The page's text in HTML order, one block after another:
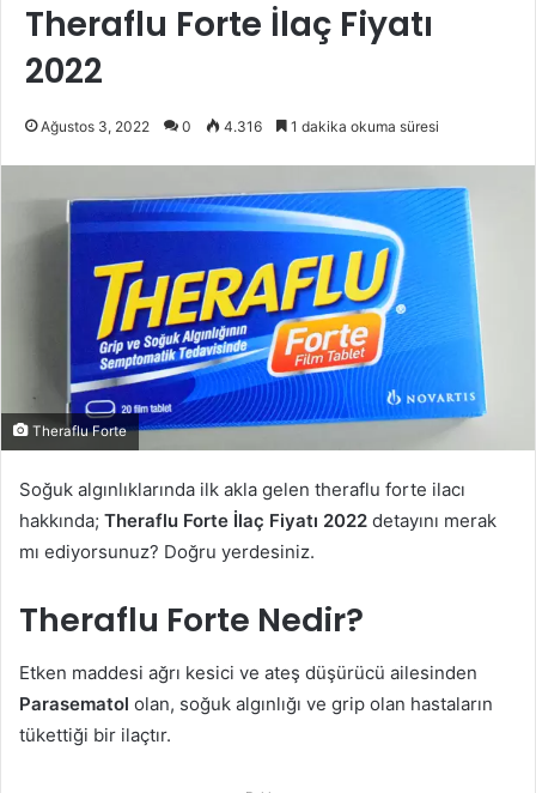
Theraflu Forte İlaç Fiyatı
2022
Ağustos 3, 2022 0 4.316 1 dakika okuma süresi
Theraflu Forte
Soğuk algınlıklarında ilk akla gelen theraflu forte ilacı
hakkında; Theraflu Forte İlaç Fiyatı 2022 detayını merak
mı ediyorsunuz? Doğru yerdesiniz.
Theraflu Forte Nedir?
Etken maddesi ağrı kesici ve ateş düşürücü ailesinden
Parasematol olan, soğuk algınlığı ve grip olan hastaların
tükettiği bir ilaçtır.